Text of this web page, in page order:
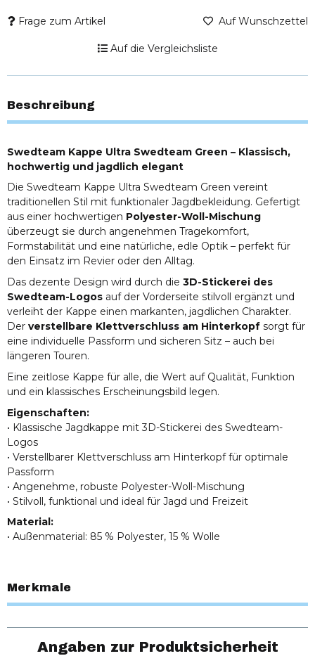
Frage zum Artikel Auf Wunschzettel
Auf die Vergleichsliste
Beschreibung
Swedteam Kappe Ultra Swedteam Green – Klassisch,
hochwertig und jagdlich elegant
Die Swedteam Kappe Ultra Swedteam Green vereint
traditionellen Stil mit funktionaler Jagdbekleidung. Gefertigt
aus einer hochwertigen Polyester-Woll-Mischung
überzeugt sie durch angenehmen Tragekomfort,
Formstabilität und eine natürliche, edle Optik – perfekt für
den Einsatz im Revier oder den Alltag.
Das dezente Design wird durch die 3D-Stickerei des
Swedteam-Logos auf der Vorderseite stilvoll ergänzt und
verleiht der Kappe einen markanten, jagdlichen Charakter.
Der verstellbare Klettverschluss am Hinterkopf sorgt für
eine individuelle Passform und sicheren Sitz – auch bei
längeren Touren.
Eine zeitlose Kappe für alle, die Wert auf Qualität, Funktion
und ein klassisches Erscheinungsbild legen.
Eigenschaften:
• Klassische Jagdkappe mit 3D-Stickerei des Swedteam-
Logos
• Verstellbarer Klettverschluss am Hinterkopf für optimale
Passform
• Angenehme, robuste Polyester-Woll-Mischung
• Stilvoll, funktional und ideal für Jagd und Freizeit
Material:
• Außenmaterial: 85 % Polyester, 15 % Wolle
Merkmale
Angaben zur Produktsicherheit